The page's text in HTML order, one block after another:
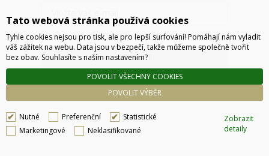
ODESLAT
Tato webová stránka používá cookies
Tyhle cookies nejsou pro tisk, ale pro lepší surfování! Pomáhají nám vyladit
váš zážitek na webu. Data jsou v bezpečí, takže můžeme společně tvořit
bez obav. Souhlasíte s naším nastavením?
POVOLIT VÝBĚR
POVOLIT VŠECHNY COOKIES
Nutné Preferenční
Statistické
Marketingové
Neklasifikované
Zobrazit
detaily